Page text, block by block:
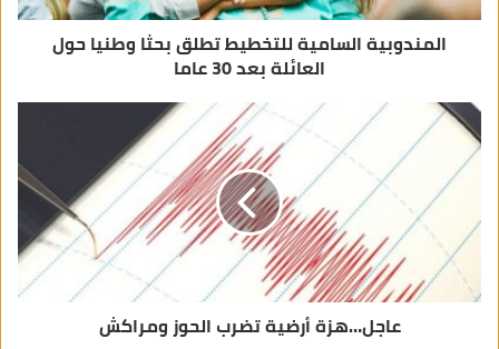
المندوبية السامية للتخطيط تطلق بحثا وطنيا حول
العائلة بعد 30 عاما
عاجل…هزة أرضية تضرب الحوز ومراكش